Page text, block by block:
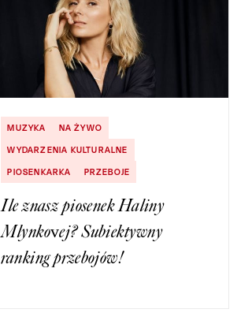
MUZYKA
NA ŻYWO
WYDARZENIA KULTURALNE
PIOSENKARKA
PRZEBOJE
Ile znasz piosenek Haliny
Mlynkovej? Subiektywny
ranking przebojów!